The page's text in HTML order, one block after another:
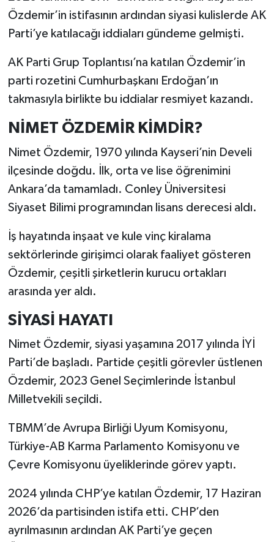
Özdemir’in istifasının ardından siyasi kulislerde AK
Parti’ye katılacağı iddiaları gündeme gelmişti.
AK Parti Grup Toplantısı’na katılan Özdemir’in
parti rozetini Cumhurbaşkanı Erdoğan’ın
takmasıyla birlikte bu iddialar resmiyet kazandı.
NİMET ÖZDEMİR KİMDİR?
Nimet Özdemir, 1970 yılında Kayseri’nin Develi
ilçesinde doğdu. İlk, orta ve lise öğrenimini
Ankara’da tamamladı. Conley Üniversitesi
Siyaset Bilimi programından lisans derecesi aldı.
İş hayatında inşaat ve kule vinç kiralama
sektörlerinde girişimci olarak faaliyet gösteren
Özdemir, çeşitli şirketlerin kurucu ortakları
arasında yer aldı.
SİYASİ HAYATI
Nimet Özdemir, siyasi yaşamına 2017 yılında İYİ
Parti’de başladı. Partide çeşitli görevler üstlenen
Özdemir, 2023 Genel Seçimlerinde İstanbul
Milletvekili seçildi.
TBMM’de Avrupa Birliği Uyum Komisyonu,
Türkiye-AB Karma Parlamento Komisyonu ve
Çevre Komisyonu üyeliklerinde görev yaptı.
2024 yılında CHP’ye katılan Özdemir, 17 Haziran
2026’da partisinden istifa etti. CHP’den
ayrılmasının ardından AK Parti’ye geçen